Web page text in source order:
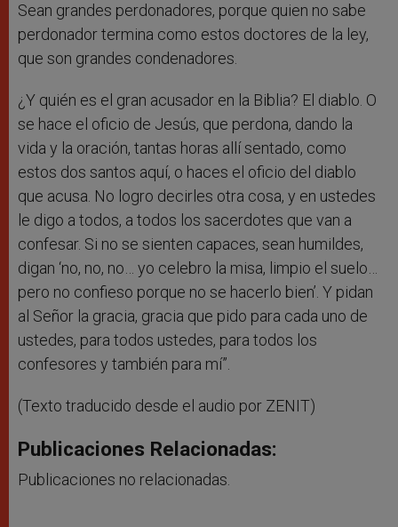
Sean grandes perdonadores, porque quien no sabe
perdonador termina como estos doctores de la ley,
que son grandes condenadores.
¿Y quién es el gran acusador en la Biblia? El diablo. O
se hace el oficio de Jesús, que perdona, dando la
vida y la oración, tantas horas allí sentado, como
estos dos santos aquí, o haces el oficio del diablo
que acusa. No logro decirles otra cosa, y en ustedes
le digo a todos, a todos los sacerdotes que van a
confesar. Si no se sienten capaces, sean humildes,
digan ‘no, no, no… yo celebro la misa, limpio el suelo…
pero no confieso porque no se hacerlo bien’. Y pidan
al Señor la gracia, gracia que pido para cada uno de
ustedes, para todos ustedes, para todos los
confesores y también para mí”.
(Texto traducido desde el audio por ZENIT)
Publicaciones Relacionadas:
Publicaciones no relacionadas.